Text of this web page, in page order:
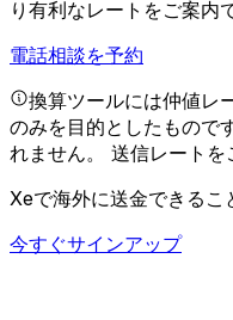
り有利なレートをご案内
電話相談を予約
換算ツールには仲値レ
のみを目的としたもので
れません。 送信レートを
Xeで海外に送金できるこ
今すぐサインアップ